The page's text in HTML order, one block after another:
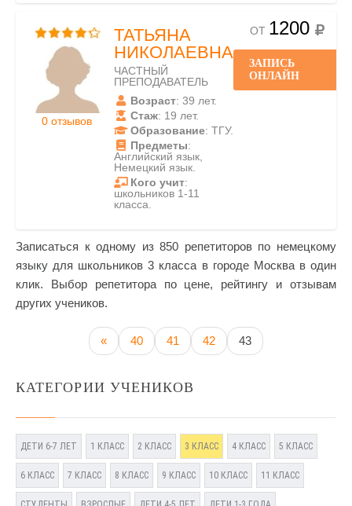
0 отзывов
ТАТЬЯНА
НИКОЛАЕВНА
ЧАСТНЫЙ
ПРЕПОДАВАТЕЛЬ
Возраст: 39 лет.
Стаж: 19 лет.
Образование: ТГУ.
Предметы:
Английский язык,
Немецкий язык.
Кого учит:
школьников 1-11
класса.
ОТ 1200
ЗАПИСЬ
ОНЛАЙН
Записаться к одному из 850 репетиторов по немецкому
языку для школьников 3 класса в городе Москва в один
клик. Выбор репетитора по цене, рейтингу и отзывам
других учеников.
« 40 41 42 43
КАТЕГОРИИ УЧЕНИКОВ
ДЕТИ 6-7 ЛЕТ 1 КЛАСС 2 КЛАСС 3 КЛАСС 4 КЛАСС 5 КЛАСС
6 КЛАСС 7 КЛАСС 8 КЛАСС 9 КЛАСС 10 КЛАСС 11 КЛАСС